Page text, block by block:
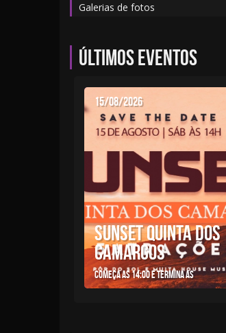
Galerias de fotos
Últimos eventos
15/08/2026
SUNSET QUINTA DOS
CAMARGOS
Começa as 14:00 e termina as